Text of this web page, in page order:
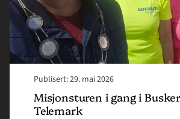
Publisert: 29. mai 2026
Misjonsturen i gang i
Telemark